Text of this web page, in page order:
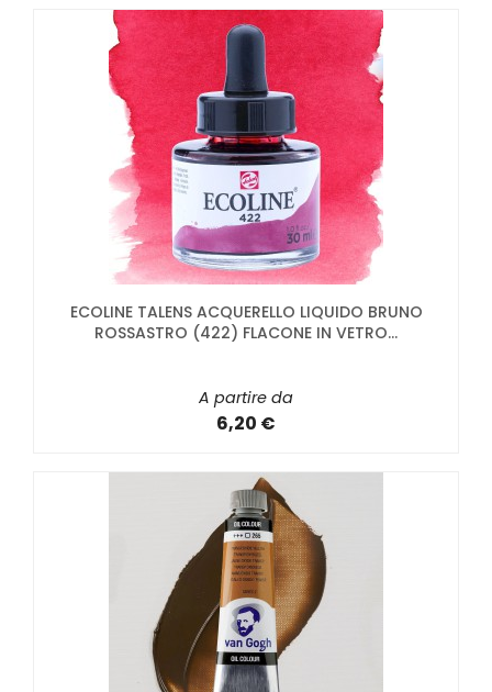
ECOLINE TALENS ACQUERELLO LIQUIDO BRUNO
ROSSASTRO (422) FLACONE IN VETRO...
A partire da
6,20 €